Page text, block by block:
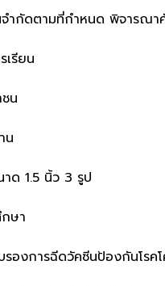
จำกัดตามที่กำหนด พิจารณา
เรียน
น
น
ด 1.5 นิ้ว 3 รูป
ษา
รองการฉีดวัคซีนป้องกันโร